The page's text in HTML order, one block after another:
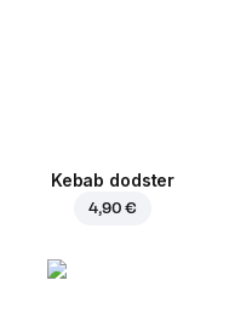
Kebab dodster
4,90 €